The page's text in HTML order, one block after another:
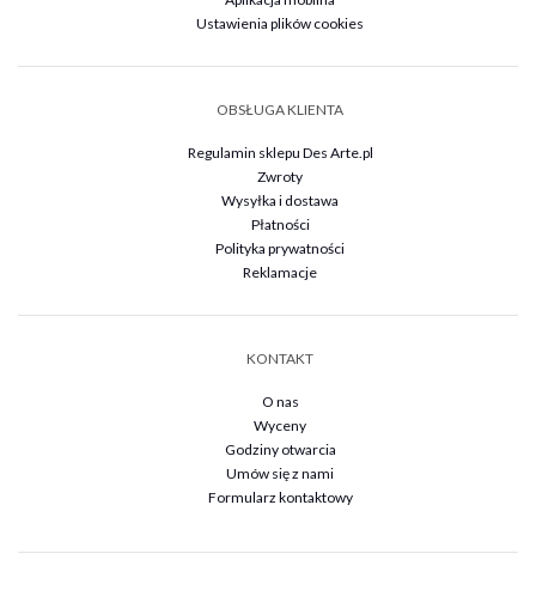
Ustawienia plików cookies
OBSŁUGA KLIENTA
Regulamin sklepu Des Arte.pl
Zwroty
Wysyłka i dostawa
Płatności
Polityka prywatności
Reklamacje
KONTAKT
O nas
Wyceny
Godziny otwarcia
Umów się z nami
Formularz kontaktowy